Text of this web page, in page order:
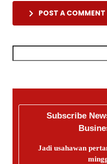
POST A COMMENT
Subscribe
Jadi usahawan